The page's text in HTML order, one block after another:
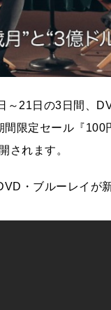
～21日の3日間、
限定セール『
されます。
・ブルーレイが